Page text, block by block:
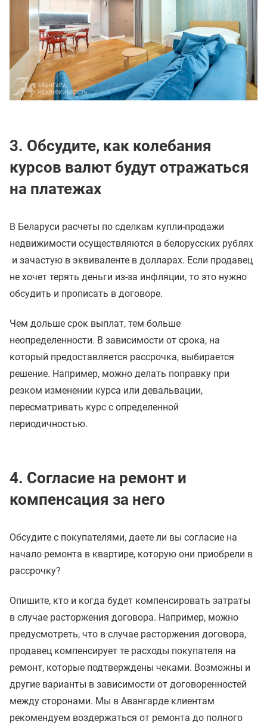
3. Обсудите, как колебания
курсов валют будут отражаться
на платежах
В Беларуси расчеты по сделкам купли-продажи
недвижимости осуществляются в белорусских рублях
и зачастую в эквиваленте в долларах. Если продавец
не хочет терять деньги из-за инфляции, то это нужно
обсудить и прописать в договоре.
Чем дольше срок выплат, тем больше
неопределенности. В зависимости от срока, на
который предоставляется рассрочка, выбирается
решение. Например, можно делать поправку при
резком изменении курса или девальвации,
пересматривать курс с определенной
периодичностью.
4. Согласие на ремонт и
компенсация за него
Обсудите с покупателями, даете ли вы согласие на
начало ремонта в квартире, которую они приобрели в
рассрочку?
Опишите, кто и когда будет компенсировать затраты
в случае расторжения договора. Например, можно
предусмотреть, что в случае расторжения договора,
продавец компенсирует те расходы покупателя на
ремонт, которые подтверждены чеками. Возможны и
другие варианты в зависимости от договоренностей
между сторонами. Мы в Авангарде клиентам
рекомендуем воздержаться от ремонта до полного